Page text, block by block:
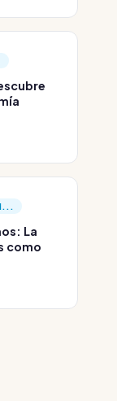
La
como